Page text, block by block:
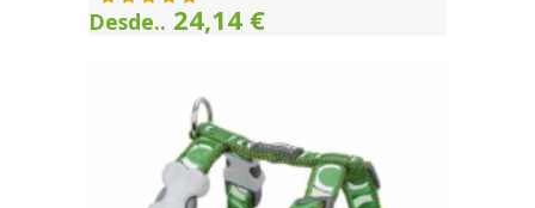
Desde.. 24,14 €